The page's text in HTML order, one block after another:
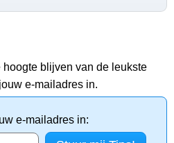
blijven van de leukste
e-mailadres in.
e-mailadres in: